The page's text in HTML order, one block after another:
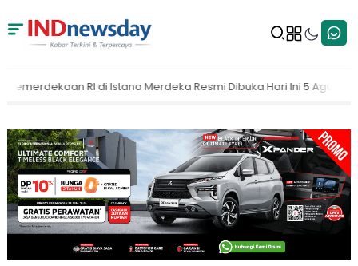
Resmi Dibuka Hari Ini 5 Agustus 2026 MAKI Dorong KPK